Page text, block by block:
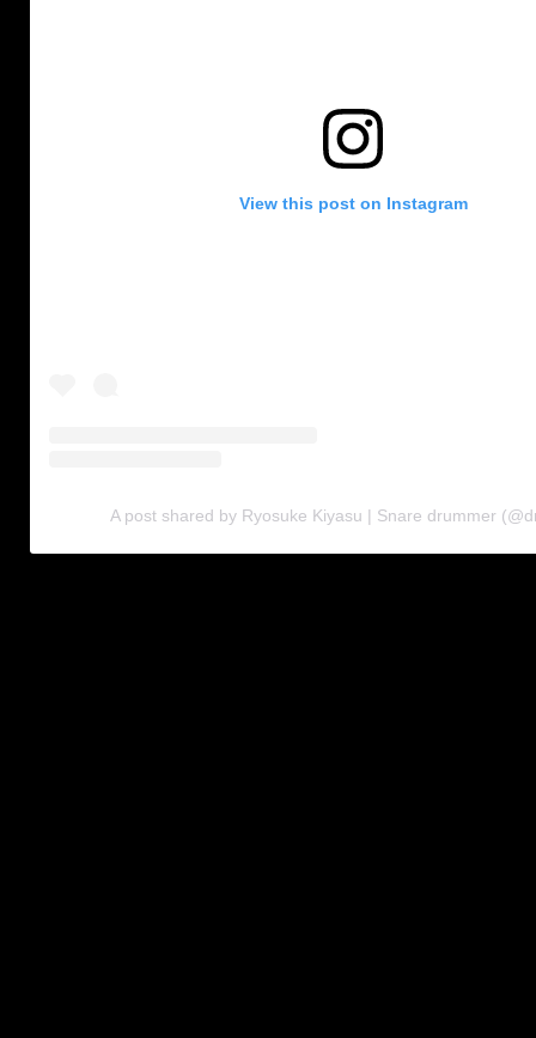
View this post on Instagram
A post shared by Ryosuke Kiyasu | Snare drummer